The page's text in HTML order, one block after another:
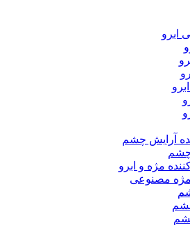
ابرو
آرایش چشم
چشم
مژه و ابرو
مصنوعی